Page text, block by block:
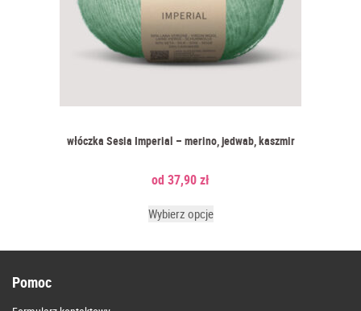
To pytanie zadaje sobie każda dziewiarka. Włóczka z kaszmirem
wydaje się być tu szczególnym wyzwaniem. Dzianiny kaszmirowe są
pranie ręcznew letniej wodzie z łagodnym detergentem, najlepiej
czas i nie używaj środków zawierających wybielacze. Delikatnie
dzianiny na ręczniku i formuj je do pierwotnego kształtu, unikając
od bezpośredniego działania słońca. Przestrzeganie tych prostych
włóczka Sesia Imperial – merino, jedwab, kaszmir
37,90zł
Wybierz opcje
Pomoc